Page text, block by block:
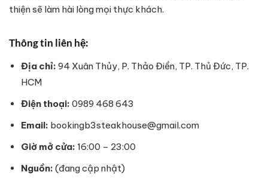
thiện sẽ làm hài lòng mọi thực khách.
Thông tin liên hệ:
Địa chỉ: 94 Xuân Thủy, P. Thảo Điền, TP. Thủ Đức, TP.
HCM
Điện thoại: 0989 468 643
Email: bookingb3steakhouse@gmail.com
Giờ mở cửa: 16:00 – 23:00
Nguồn: (đang cập nhật)